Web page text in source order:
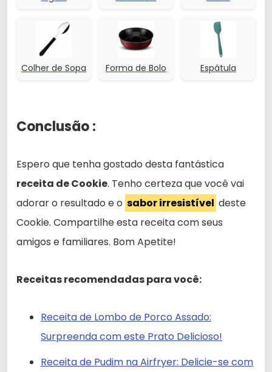
Colher de Sopa Forma de Bolo Espátula
Conclusão :
Espero que tenha gostado desta fantástica
receita de Cookie. Tenho certeza que você vai
adorar o resultado e o sabor irresistível deste
Cookie. Compartilhe esta receita com seus
amigos e familiares. Bom Apetite!
Receitas recomendadas para você:
Receita de Lombo de Porco Assado:
Surpreenda com este Prato Delicioso!
Receita de Pudim na Airfryer: Delicie-se com